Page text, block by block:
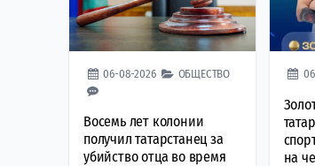
06-08-2026 ОБЩЕСТВО
Восемь лет колонии
получил татарстанец за
убийство отца во время
на